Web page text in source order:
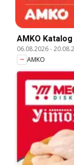
AMKO Katalog
06.08.2026-
AMKO